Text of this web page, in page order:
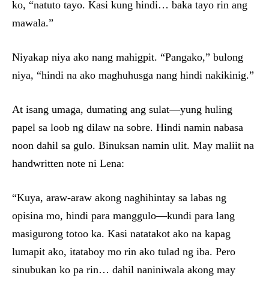
ko, “natuto tayo. Kasi kung hindi… baka tayo rin ang
mawala.”
Niyakap niya ako nang mahigpit. “Pangako,” bulong
niya, “hindi na ako maghuhusga nang hindi nakikinig.”
At isang umaga, dumating ang sulat—yung huling
papel sa loob ng dilaw na sobre. Hindi namin nabasa
noon dahil sa gulo. Binuksan namin ulit. May maliit na
handwritten note ni Lena:
“Kuya, araw-araw akong naghihintay sa labas ng
opisina mo, hindi para manggulo—kundi para lang
masigurong totoo ka. Kasi natatakot ako na kapag
lumapit ako, itataboy mo rin ako tulad ng iba. Pero
sinubukan ko pa rin… dahil naniniwala akong may